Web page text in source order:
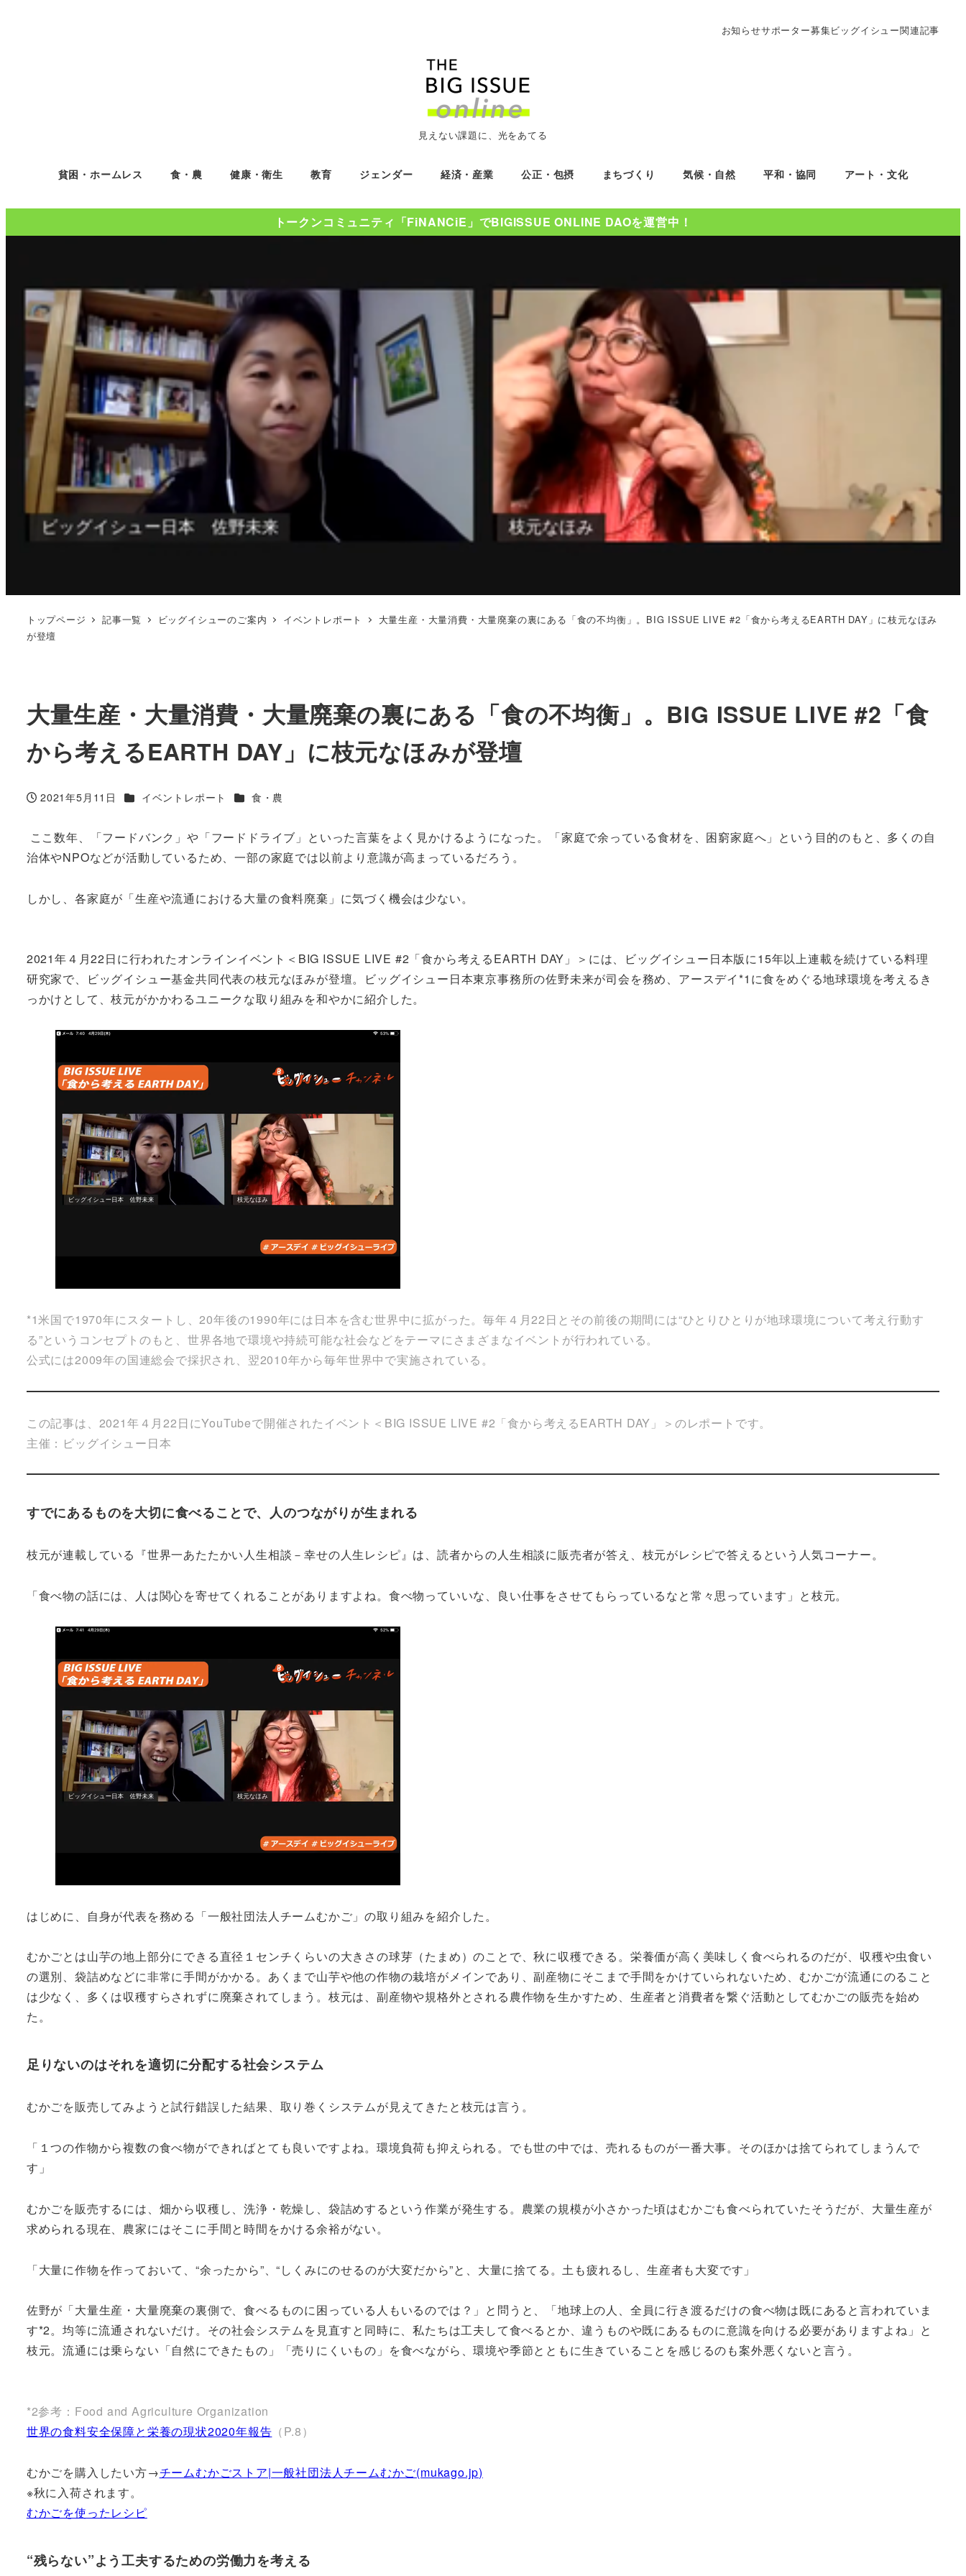
お知らせサポーター募集ビッグイシュー関連記事
見えない課題に、光をあてる
貧困・ホームレス 食・農 健康・衛生 教育 ジェンダー 経済・産業 公正・包摂 まちづくり 気候・自然 平和・協同 アート・文化
トークンコミュニティ「FiNANCiE」でBIGISSUE ONLINE DAOを運営中！
トップページ 記事一覧 ビッグイシューのご案内 イベントレポート
大量生産・大量消費・大量廃棄の裏にある「食の不均衡」。BIG ISSUE LIVE #2「食から考えるEARTH DAY」に枝元なほみ
が登壇
大量生産・大量消費・大量廃棄の裏にある「食の不均衡」。BIG ISSUE LIVE #2「食
から考えるEARTH DAY」に枝元なほみが登壇
投稿日
2021年5月11日 カテゴリー
イベントレポート カテゴリー
食・農
ここ数年、「フードバンク」や「フードドライブ」といった言葉をよく見かけるようになった。「家庭で余っている食材を、困窮家庭へ」という目的のもと、多くの自
治体やNPOなどが活動しているため、一部の家庭では以前より意識が高まっているだろう。
しかし、各家庭が「生産や流通における大量の食料廃棄」に気づく機会は少ない。
2021年４月22日に行われたオンラインイベント＜BIG ISSUE LIVE #2「食から考えるEARTH DAY」＞には、ビッグイシュー日本版に15年以上連載を続けている料理
研究家で、ビッグイシュー基金共同代表の枝元なほみが登壇。ビッグイシュー日本東京事務所の佐野未来が司会を務め、アースデイ*1に食をめぐる地球環境を考えるき
っかけとして、枝元がかかわるユニークな取り組みを和やかに紹介した。
*1米国で1970年にスタートし、20年後の1990年には日本を含む世界中に拡がった。毎年４月22日とその前後の期間には“ひとりひとりが地球環境について考え行動す
る”というコンセプトのもと、世界各地で環境や持続可能な社会などをテーマにさまざまなイベントが行われている。
公式には2009年の国連総会で採択され、翌2010年から毎年世界中で実施されている。
この記事は、2021年４月22日にYouTubeで開催されたイベント＜BIG ISSUE LIVE #2「食から考えるEARTH DAY」＞のレポートです。
主催：ビッグイシュー日本
すでにあるものを大切に食べることで、人のつながりが生まれる
枝元が連載している『世界一あたたかい人生相談－幸せの人生レシピ』は、読者からの人生相談に販売者が答え、枝元がレシピで答えるという人気コーナー。
「食べ物の話には、人は関心を寄せてくれることがありますよね。食べ物っていいな、良い仕事をさせてもらっているなと常々思っています」と枝元。
はじめに、自身が代表を務める「一般社団法人チームむかご」の取り組みを紹介した。
むかごとは山芋の地上部分にできる直径１センチくらいの大きさの球芽（たまめ）のことで、秋に収穫できる。栄養価が高く美味しく食べられるのだが、収穫や虫食い
の選別、袋詰めなどに非常に手間がかかる。あくまで山芋や他の作物の栽培がメインであり、副産物にそこまで手間をかけていられないため、むかごが流通にのること
は少なく、多くは収穫すらされずに廃棄されてしまう。枝元は、副産物や規格外とされる農作物を生かすため、生産者と消費者を繋ぐ活動としてむかごの販売を始め
た。
足りないのはそれを適切に分配する社会システム
むかごを販売してみようと試行錯誤した結果、取り巻くシステムが見えてきたと枝元は言う。
「１つの作物から複数の食べ物ができればとても良いですよね。環境負荷も抑えられる。でも世の中では、売れるものが一番大事。そのほかは捨てられてしまうんで
す」
むかごを販売するには、畑から収穫し、洗浄・乾燥し、袋詰めするという作業が発生する。農業の規模が小さかった頃はむかごも食べられていたそうだが、大量生産が
求められる現在、農家にはそこに手間と時間をかける余裕がない。
「大量に作物を作っておいて、“余ったから”、“しくみにのせるのが大変だから”と、大量に捨てる。土も疲れるし、生産者も大変です」
佐野が「大量生産・大量廃棄の裏側で、食べるものに困っている人もいるのでは？」と問うと、「地球上の人、全員に行き渡るだけの食べ物は既にあると言われていま
す*2。均等に流通されないだけ。その社会システムを見直すと同時に、私たちは工夫して食べるとか、違うものや既にあるものに意識を向ける必要がありますよね」と
枝元。流通には乗らない「自然にできたもの」「売りにくいもの」を食べながら、環境や季節とともに生きていることを感じるのも案外悪くないと言う。
*2参考： Food and Agriculture Organization
世界の食料安全保障と栄養の現状2020年報告 （P.8）
むかごを購入したい方→チームむかごストア|一般社団法人チームむかご(mukago.jp)
※秋に入荷されます。
むかごを使ったレシピ
“残らない”よう工夫するための労働力を考える